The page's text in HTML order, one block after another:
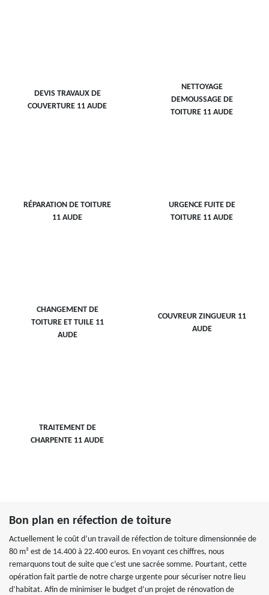
DEVIS TRAVAUX DE
COUVERTURE 11 AUDE
NETTOYAGE
DEMOUSSAGE DE
TOITURE 11 AUDE
RÉPARATION DE TOITURE
11 AUDE
URGENCE FUITE DE
TOITURE 11 AUDE
CHANGEMENT DE
TOITURE ET TUILE 11
AUDE
COUVREUR ZINGUEUR 11
AUDE
TRAITEMENT DE
CHARPENTE 11 AUDE
Bon plan en réfection de toiture
Actuellement le coût d’un travail de réfection de toiture dimensionnée de
80 m² est de 14.400 à 22.400 euros. En voyant ces chiffres, nous
remarquons tout de suite que c’est une sacrée somme. Pourtant, cette
opération fait partie de notre charge urgente pour sécuriser notre lieu
d’habitat. Afin de minimiser le budget d’un projet de rénovation de